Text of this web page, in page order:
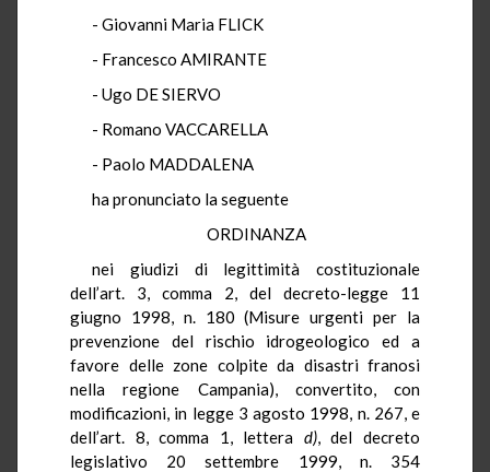
- Giovanni Maria FLICK
- Francesco AMIRANTE
- Ugo DE SIERVO
- Romano VACCARELLA
- Paolo MADDALENA
ha pronunciato la seguente
ORDINANZA
nei giudizi di legittimità costituzionale
dell’art. 3, comma 2, del decreto-legge 11
giugno 1998, n. 180 (Misure urgenti per la
prevenzione del rischio idrogeologico ed a
favore delle zone colpite da disastri franosi
nella regione Campania), convertito, con
modificazioni, in legge 3 agosto 1998, n. 267, e
dell’art. 8, comma 1, lettera d), del decreto
legislativo 20 settembre 1999, n. 354